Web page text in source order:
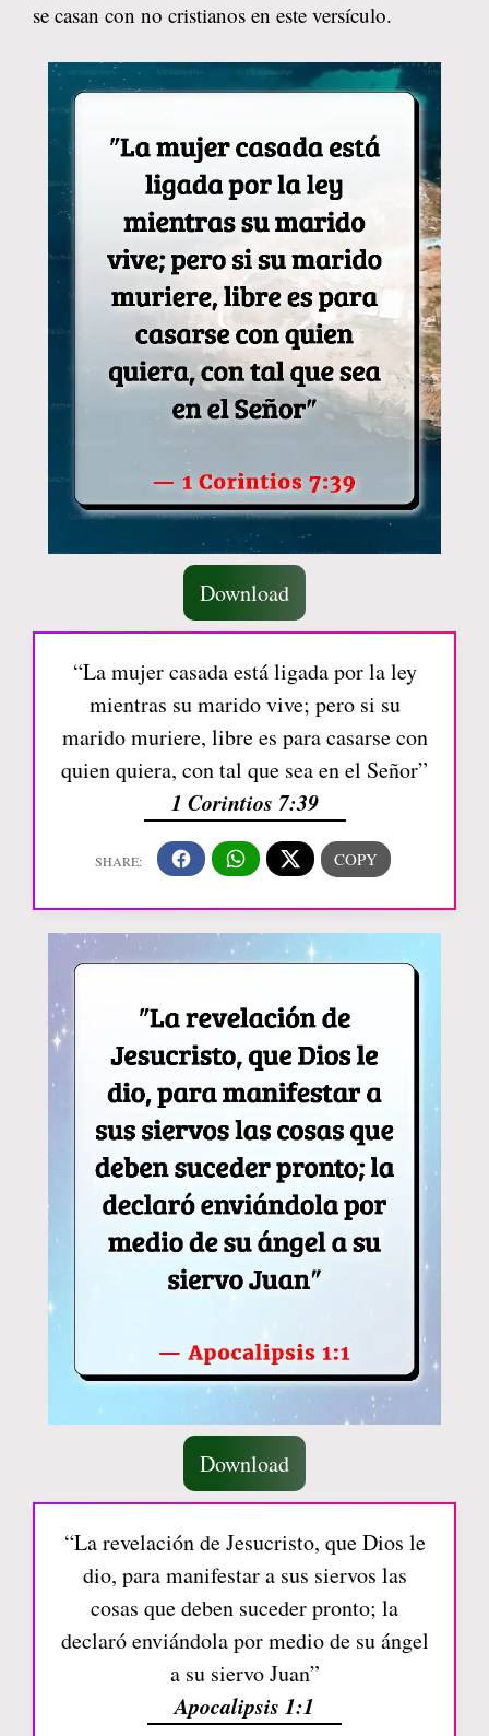
se casan con no cristianos en este versículo.
Download
“La mujer casada está ligada por la ley
mientras su marido vive; pero si su
marido muriere, libre es para casarse con
quien quiera, con tal que sea en el Señor”
1 Corintios 7:39
Download
“La revelación de Jesucristo, que Dios le
dio, para manifestar a sus siervos las
cosas que deben suceder pronto; la
declaró enviándola por medio de su ángel
a su siervo Juan”
Apocalipsis 1:1